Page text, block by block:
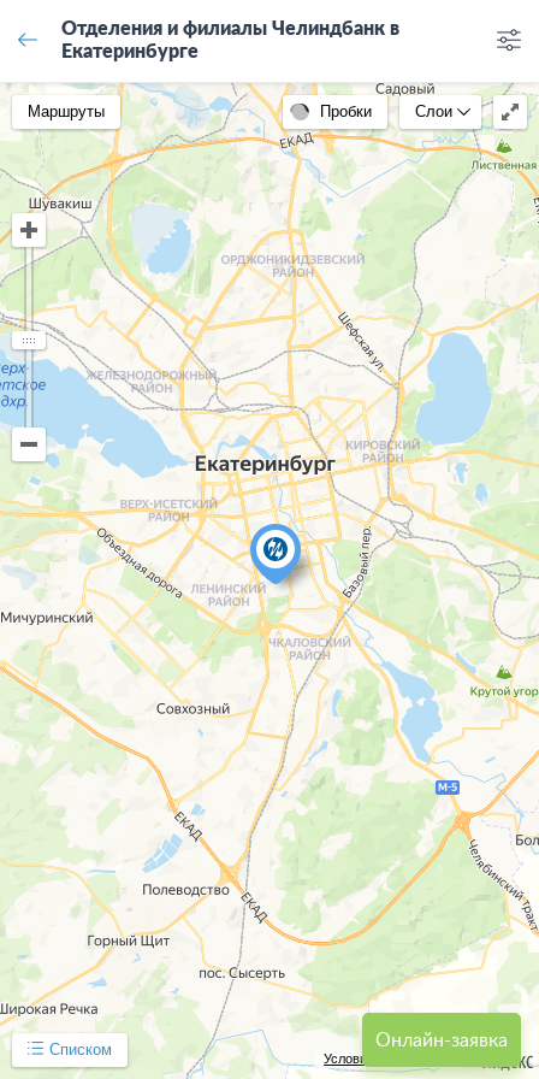
Отделения и филиалы Челиндбанк в
Екатеринбурге
Онлайн-заявка
Условия использования
Маршруты Пробки Слои
Списком